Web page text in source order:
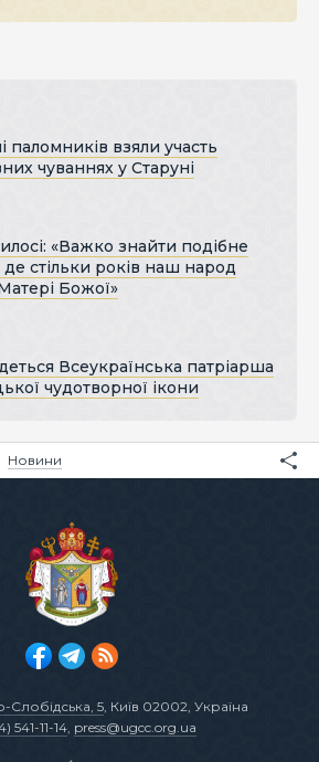
паломників взяли участь
чуваннях у Старуні
«Важко знайти подібне
де стільки років наш народ
Божої»
Всеукраїнська патріарша
чудотворної ікони
Новини
Слобідська, 5, Київ 02002, Україна
541-11-14, press@ugcc.org.ua